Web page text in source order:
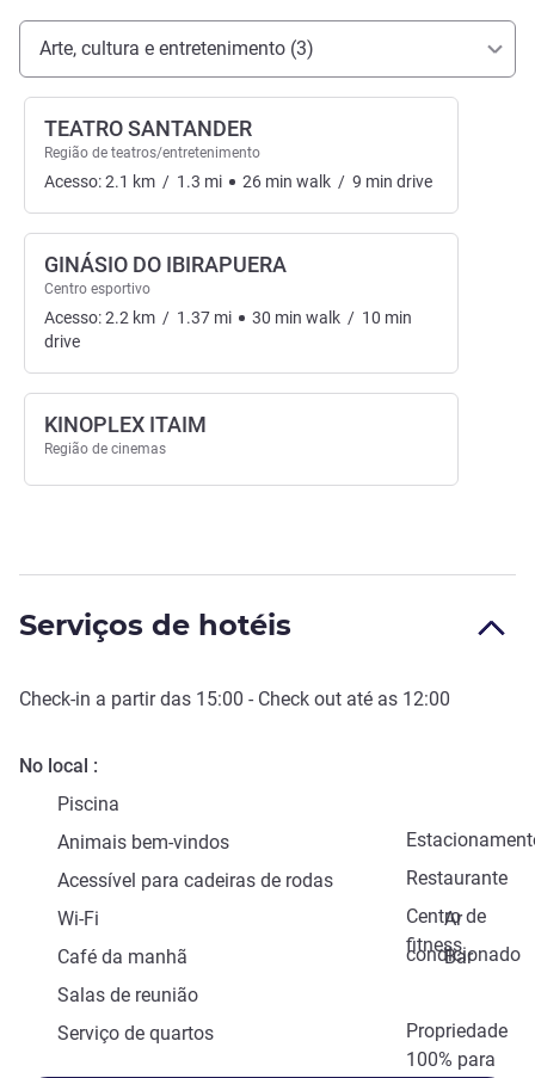
Acesso e transporte
Arte, cultura e entretenimento (3)
TEATRO SANTANDER
Região de teatros/entretenimento
Acesso:2.1 km / 1.3 mi 26 min walk / 9 min drive
GINÁSIO DO IBIRAPUERA
Centro esportivo
Acesso:2.2 km / 1.37 mi 30 min walk / 10 min
drive
KINOPLEX ITAIM
Região de cinemas
Serviços de hotéis
Check-in a partir das 15:00 - Check out até as 12:00
No local
Piscina
Animais bem-vindos
Restaurante
Acessível para cadeiras de rodas
Centro de
fitness
Wi-Fi
Ar
condicionado
Café da manhã
Bar
Salas de reunião
Propriedade
100% para
Serviço de quartos